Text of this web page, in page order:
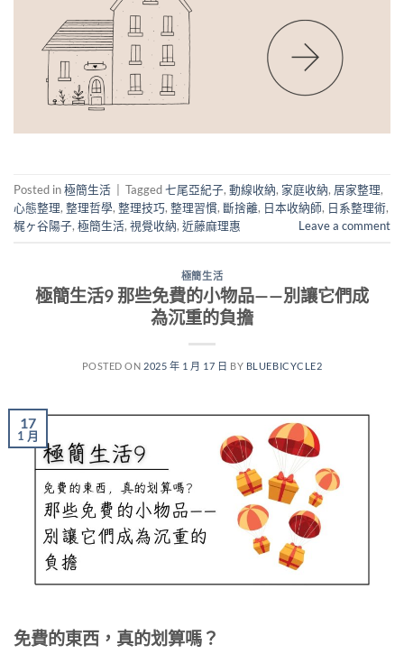
Posted in極簡生活 Tagged七尾亞紀子, 動線收納, 家庭收納, 居家整理,
心態整理, 整理哲學, 整理技巧, 整理習慣, 斷捨離, 日本收納師, 日系整理術,
梶ヶ谷陽子, 極簡生活, 視覺收納, 近藤麻理惠 Leave a comment
極簡生活
極簡生活9 那些免費的小物品——別讓它們成
為沉重的負擔
POSTED ON 2025 年 1 月 17 日 BY BLUEBICYCLE2
17
1 月
免費的東西，真的划算嗎？